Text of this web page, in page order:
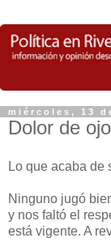
miércoles, 13
Dolor de
Lo que acaba de
Ninguno jugó
y nos faltó el
está vigente. A